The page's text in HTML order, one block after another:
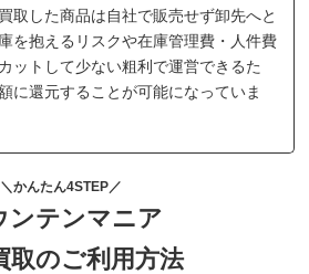
取した商品は自社で販売せず卸先へと
を抱えるリスクや在庫管理費・人件費
ットして少ない粗利で運営できるた
に還元することが可能になっていま
＼かんたん4STEP／
ンテンマニア
取のご利用方法